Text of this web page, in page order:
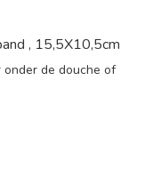
, 15,5X10,5cm
onder de douche of